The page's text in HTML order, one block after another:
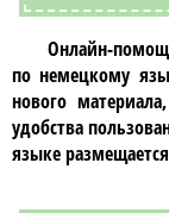
Онлайн-
понемецкому
нового
удобства
языке